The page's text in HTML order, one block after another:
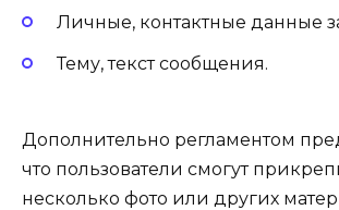
Личные, контактные данные
Тему, текст сообщения.
Дополнительно регламентом
что пользователи смогут
несколько фото или других